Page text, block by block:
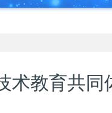
术教育共同